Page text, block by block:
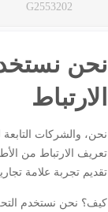
G2553202
نحن
الارتباط
نحن، والشركات
تعريف الارتباط من
تقديم تجربة علامة
كيف؟ نحن نستخدم